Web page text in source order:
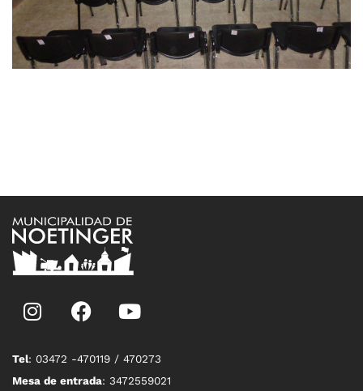
Tel: 03472 -470119 / 470273
Mesa de entrada: 3472559021